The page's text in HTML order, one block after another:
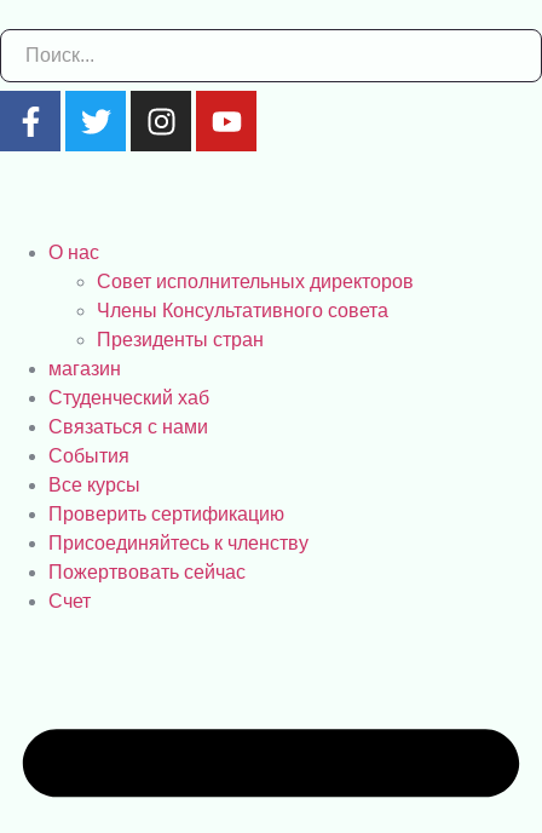
О нас
Совет исполнительных директоров
Члены Консультативного совета
Президенты стран
магазин
Студенческий хаб
Связаться с нами
События
Все курсы
Проверить сертификацию
Присоединяйтесь к членству
Пожертвовать сейчас
Счет